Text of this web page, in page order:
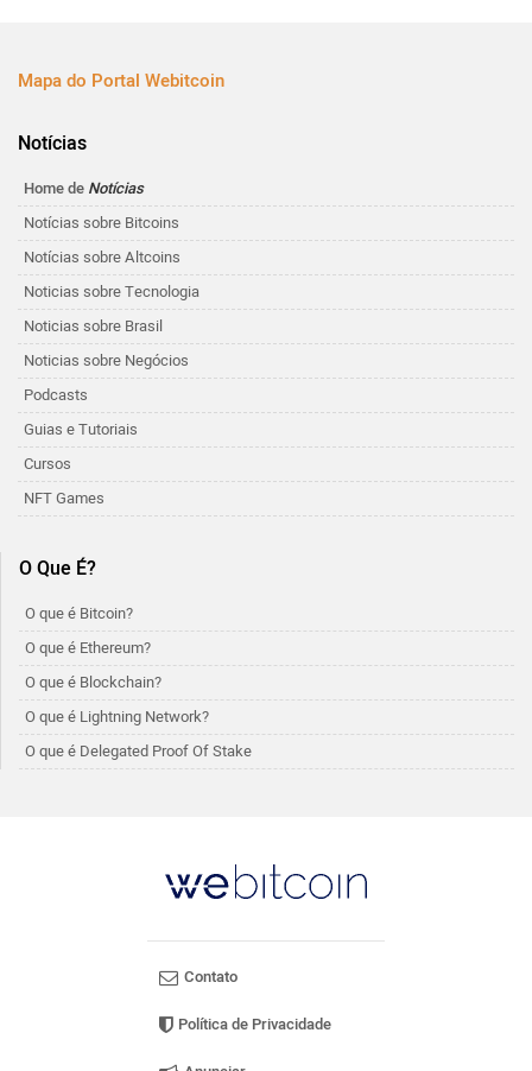
Mapa do Portal Webitcoin
Notícias
Home de Notícias
Notícias sobre Bitcoins
Notícias sobre Altcoins
Noticias sobre Tecnologia
Noticias sobre Brasil
Noticias sobre Negócios
Podcasts
Guias e Tutoriais
Cursos
NFT Games
O Que É?
O que é Bitcoin?
O que é Ethereum?
O que é Blockchain?
O que é Lightning Network?
O que é Delegated Proof Of Stake
Contato
Política de Privacidade